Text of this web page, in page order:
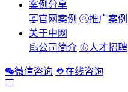
案例分享
官网案例
推广案例
关于中网
公司简介
人才招聘
微信咨询 在线咨询